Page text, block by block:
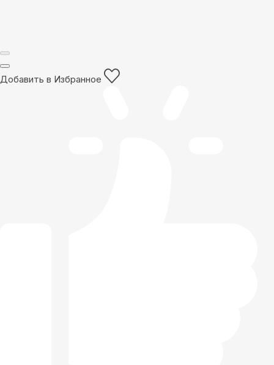
Добавить в Избранное